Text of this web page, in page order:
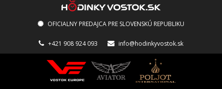
OFICIALNY PREDAJCA PRE SLOVENSKÚ REPUBLIKU
+421 908 924 093 info@hodinkyvostok.sk